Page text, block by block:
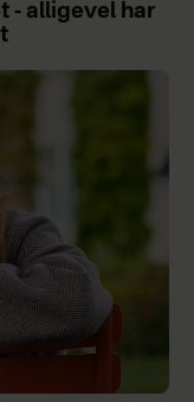
- alligevel har